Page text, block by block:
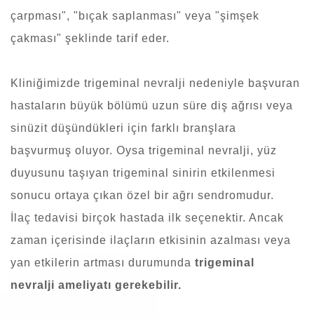
çarpması", "bıçak saplanması" veya "şimşek
çakması" şeklinde tarif eder.
Kliniğimizde trigeminal nevralji nedeniyle başvuran
hastaların büyük bölümü uzun süre diş ağrısı veya
sinüzit düşündükleri için farklı branşlara
başvurmuş oluyor. Oysa trigeminal nevralji, yüz
duyusunu taşıyan trigeminal sinirin etkilenmesi
sonucu ortaya çıkan özel bir ağrı sendromudur.
İlaç tedavisi birçok hastada ilk seçenektir. Ancak
zaman içerisinde ilaçların etkisinin azalması veya
yan etkilerin artması durumunda trigeminal
nevralji ameliyatı gerekebilir.